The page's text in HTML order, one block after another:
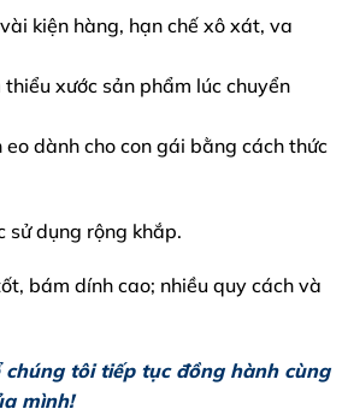
kiện hàng, hạn chế xô xát, va
xước sản phẩm lúc chuyển
dành cho con gái bằng cách thức
sử dụng rộng khắp.
bám dính cao; nhiều quy cách và
tôi tiếp tục đồng hành cùng
mình!